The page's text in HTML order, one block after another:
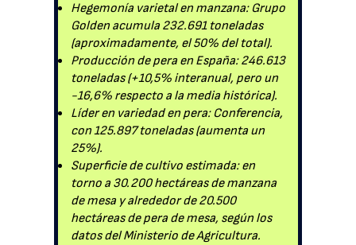
Hegemonía varietal en manzana: Grupo
Golden acumula 232.691 toneladas
(aproximadamente, el 50% del total).
Producción de pera en España: 246.613
toneladas (+10,5% interanual, pero un
-16,6% respecto a la media histórica).
Líder en variedad en pera: Conferencia,
con 125.897 toneladas (aumenta un
25%).
Superficie de cultivo estimada: en
torno a 30.200 hectáreas de manzana
de mesa y alrededor de 20.500
hectáreas de pera de mesa, según los
datos del Ministerio de Agricultura.